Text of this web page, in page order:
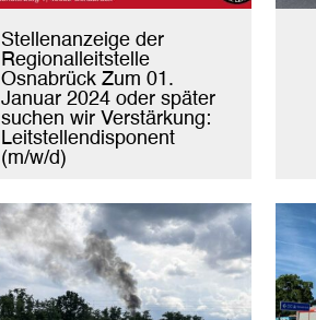
Stellenanzeige der
Regionalleitstelle
Osnabrück Zum 01.
Januar 2024 oder später
suchen wir Verstärkung:
Leitstellendisponent
(m/w/d)